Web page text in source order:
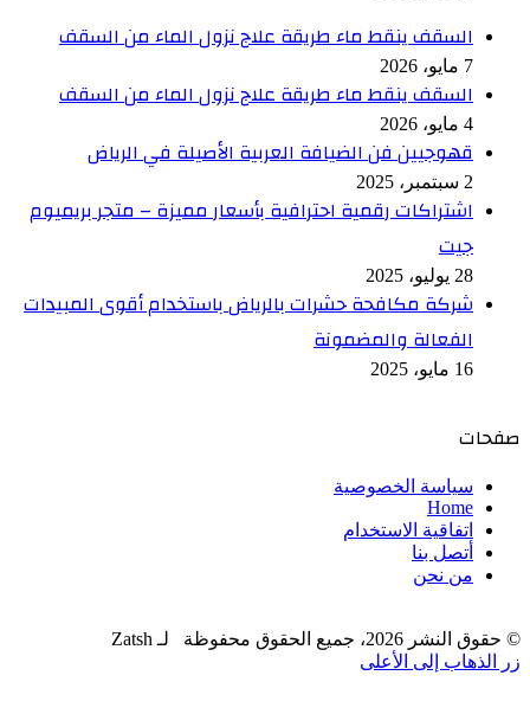
السقف ينقط ماء طريقة علاج نزول الماء من السقف
7 مايو، 2026
السقف ينقط ماء طريقة علاج نزول الماء من السقف
4 مايو، 2026
قهوجيين فن الضيافة العربية الأصيلة في الرياض
2 سبتمبر، 2025
اشتراكات رقمية احترافية بأسعار مميزة – متجر بريميوم
جيت
28 يوليو، 2025
شركة مكافحة حشرات بالرياض باستخدام أقوى المبيدات
الفعالة والمضمونة
16 مايو، 2025
صفحات
سياسة الخصوصية
Home
اتفاقية الاستخدام
أتصل بنا
من نحن
© حقوق النشر 2026، جميع الحقوق محفوظة لـ Zatsh
زر الذهاب إلى الأعلى